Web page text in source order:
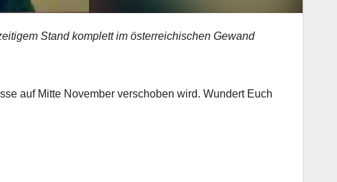
Stand komplett im österreichischen Gewand
auf Mitte November verschoben wird. Wundert Euch